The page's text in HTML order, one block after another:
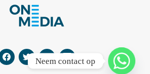
Neem contact op